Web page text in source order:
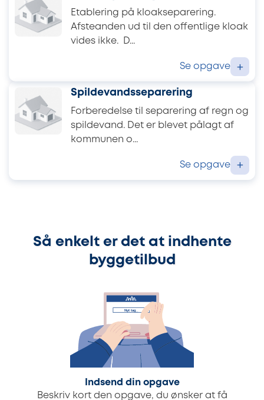
Etablering på kloakseparering.
Afsteanden ud til den offentlige kloak
vides ikke. D...
Se opgave +
Spildevandsseparering
Forberedelse til separering af regn og
spildevand. Det er blevet pålagt af
kommunen o...
Se opgave +
Så enkelt er det at indhente
byggetilbud
Indsend din opgave
Beskriv kort den opgave, du ønsker at få